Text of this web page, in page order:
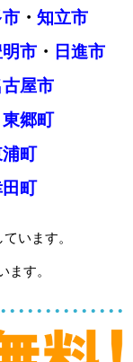
・ 知立市
市・ 日進市
屋市
東郷町
町
町
います。
す。